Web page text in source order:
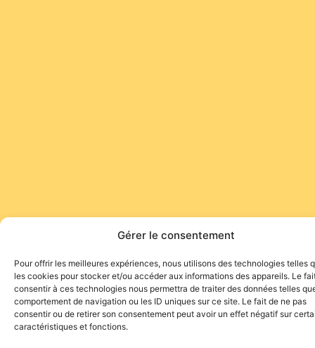
Gérer le consentement
Pour offrir les meilleures expériences, nous utilisons des technologies telles
les cookies pour stocker et/ou accéder aux informations des appareils. Le
consentir à ces technologies nous permettra de traiter des données telles
comportement de navigation ou les ID uniques sur ce site. Le fait de ne pas
consentir ou de retirer son consentement peut avoir un effet négatif sur
caractéristiques et fonctions.